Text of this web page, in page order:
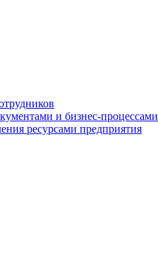
и бизнес-процессами
ресурсами предприятия